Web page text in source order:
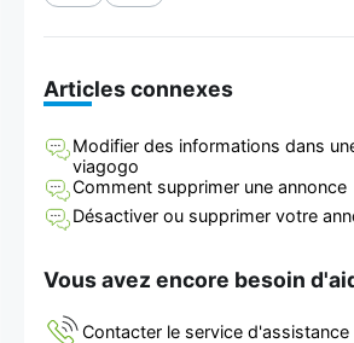
Articles connexes
Modifier des informations dans
viagogo
Comment supprimer une annonce
Désactiver ou supprimer votre
Vous avez encore besoin
Contacter le service d'assistance